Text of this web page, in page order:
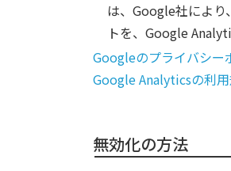
は、Google社により
トを、Google
Googleのプライバシー
Google Analyticsの利
無効化の方法